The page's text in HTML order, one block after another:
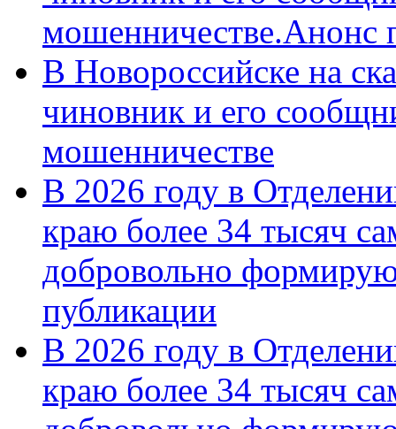
мошенничестве.Анонс
В Новороссийске на
чиновник и его
мошенничестве
В 2026 году в
краю более 34 тысяч
добровольно
публикации
В 2026 году в
краю более 34 тысяч